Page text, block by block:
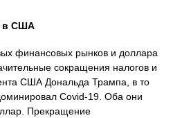
в США
финансовых рынков и доллара
сокращения налогов и
США Дональда Трампа, в то
Covid-19. Оба они
Прекращение